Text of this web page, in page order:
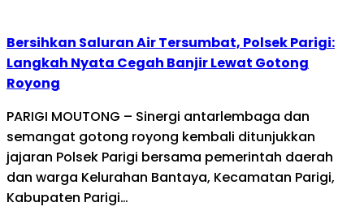
Bersihkan Saluran Air Tersumbat, Polsek Parigi:
Langkah Nyata Cegah Banjir Lewat Gotong
Royong
PARIGI MOUTONG – Sinergi antarlembaga dan
semangat gotong royong kembali ditunjukkan
jajaran Polsek Parigi bersama pemerintah daerah
dan warga Kelurahan Bantaya, Kecamatan Parigi,
Kabupaten Parigi…